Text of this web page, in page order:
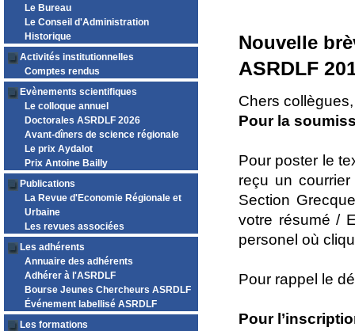
Le Bureau
Le Conseil d'Administration
Historique
Activités institutionnelles
Comptes rendus
Evènements scientifiques
Le colloque annuel
Doctorales ASRDLF 2026
Avant-dîners de science régionale
Le prix Aydalot
Prix Antoine Bailly
Publications
La Revue d'Economie Régionale et
Urbaine
Les revues associées
Les adhérents
Annuaire des adhérents
Adhérer à l'ASRDLF
Bourse Jeunes Chercheurs ASRDLF
Événement labellisé ASRDLF
Les formations
Nouvelle
ASRDLF
Chers
Pour la
Pour poster le
reçu un
Section
votre résumé /
personel où
Pour rappel le
Pour